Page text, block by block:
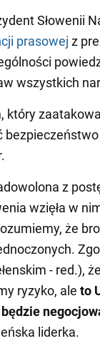
Słowenii
prasowej z
wszystkich
który
z
wzięła w
że
- red.),
ryzyko, ale to
liderka.